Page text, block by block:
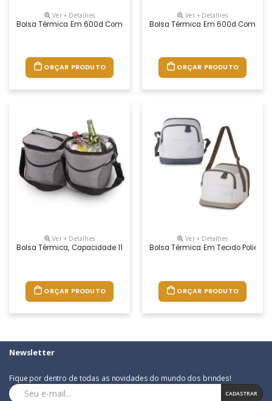
Ver + Detalhes
Bolsa Térmica Em 600d Com Alça Ajustável Em Webbing E Bolso
ORÇAR PRODUTO
Ver + Detalhes
Bolsa Térmica Em 600d Com
ORÇAR PRODUTO
Ver + Detalhes
Bolsa Térmica, Capacidade 11 Litros, Tecido Nylon Poliéster 300d
ORÇAR PRODUTO
Ver + Detalhes
Bolsa Térmica Em Tecido
ORÇAR PRODUTO
Newsletter
Fique por dentro de todas as novidades do mundo dos brindes!
CADASTRAR